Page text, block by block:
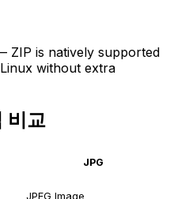
is natively supported
without extra
비교
JPG
JPEG Image